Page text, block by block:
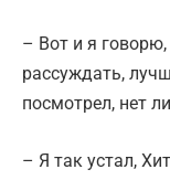
– Вот и я
рассуждать,
посмотрел, нет
– Я так устал,